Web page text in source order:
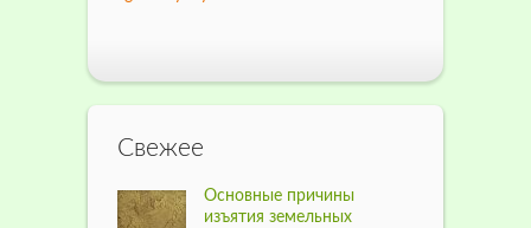
Свежее
Основные причины
изъятия земельных